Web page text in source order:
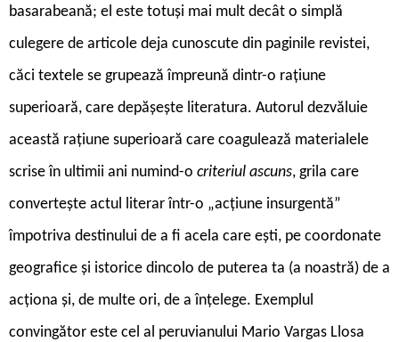
basarabeană; el este totuși mai mult decât o simplă
culegere de articole deja cunoscute din paginile revistei,
căci textele se grupează împreună dintr-o rațiune
superioară, care depășește literatura. Autorul dezvăluie
această rațiune superioară care coagulează materialele
scrise în ultimii ani numind-o criteriul ascuns, grila care
convertește actul literar într-o „acțiune insurgentă”
împotriva destinului de a fi acela care ești, pe coordonate
geografice și istorice dincolo de puterea ta (a noastră) de a
acționa și, de multe ori, de a înțelege. Exemplul
convingător este cel al peruvianului Mario Vargas Llosa